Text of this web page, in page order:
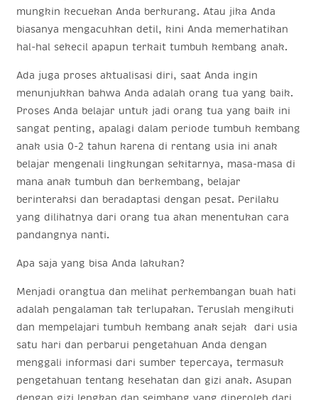
mungkin kecuekan Anda berkurang. Atau jika Anda
biasanya mengacuhkan detil, kini Anda memerhatikan
hal-hal sekecil apapun terkait tumbuh kembang anak.
Ada juga proses aktualisasi diri, saat Anda ingin
menunjukkan bahwa Anda adalah orang tua yang baik.
Proses Anda belajar untuk jadi orang tua yang baik ini
sangat penting, apalagi dalam periode tumbuh kembang
anak usia 0-2 tahun karena di rentang usia ini anak
belajar mengenali lingkungan sekitarnya, masa-masa di
mana anak tumbuh dan berkembang, belajar
berinteraksi dan beradaptasi dengan pesat. Perilaku
yang dilihatnya dari orang tua akan menentukan cara
pandangnya nanti.
Apa saja yang bisa Anda lakukan?
Menjadi orangtua dan melihat perkembangan buah hati
adalah pengalaman tak terlupakan. Teruslah mengikuti
dan mempelajari tumbuh kembang anak sejak dari usia
satu hari dan perbarui pengetahuan Anda dengan
menggali informasi dari sumber tepercaya, termasuk
pengetahuan tentang kesehatan dan gizi anak. Asupan
dengan gizi lengkap dan seimbang yang diperoleh dari